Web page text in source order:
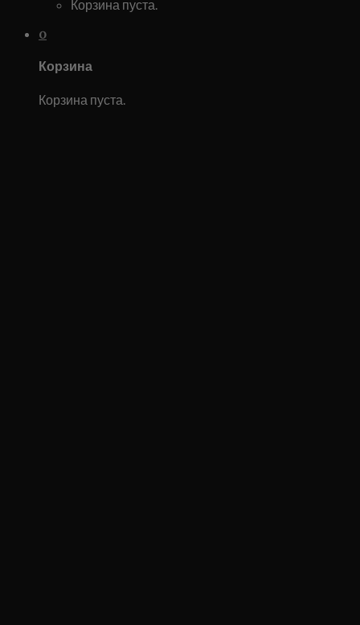
Корзина пуста.
0
Корзина
Корзина пуста.